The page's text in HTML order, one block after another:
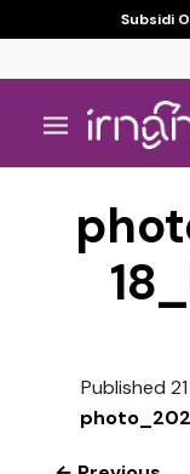
Subsidi
Published